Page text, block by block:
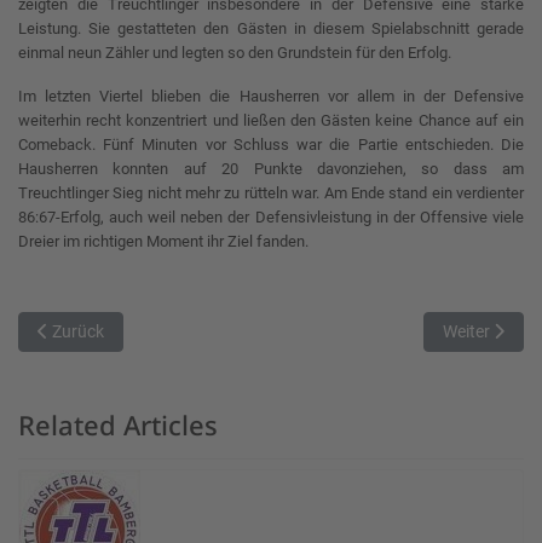
zeigten die Treuchtlinger insbesondere in der Defensive eine starke
Leistung. Sie gestatteten den Gästen in diesem Spielabschnitt gerade
einmal neun Zähler und legten so den Grundstein für den Erfolg.
Im letzten Viertel blieben die Hausherren vor allem in der Defensive
weiterhin recht konzentriert und ließen den Gästen keine Chance auf ein
Comeback. Fünf Minuten vor Schluss war die Partie entschieden. Die
Hausherren konnten auf 20 Punkte davonziehen, so dass am
Treuchtlinger Sieg nicht mehr zu rütteln war. Am Ende stand ein verdienter
86:67-Erfolg, auch weil neben der Defensivleistung in der Offensive viele
Dreier im richtigen Moment ihr Ziel fanden.
Vorheriger Beitrag: hapa Ansbach Piranhas - MTSV Schwabing
Zurück Nächster
Weiter
Related Articles